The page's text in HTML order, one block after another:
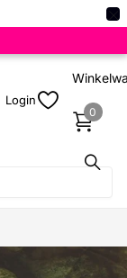
×
Login
0